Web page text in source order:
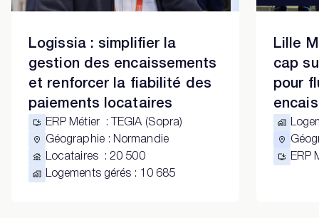
Logissia : simplifier la
gestion des encaissements
et renforcer la fiabilité des
paiements locataires
ERP Métier :
TEGIA (Sopra)
Géographie: Normandie
Locataires
:20 500
Logements gérés : 10 685
Lille
cap
pour
ERP